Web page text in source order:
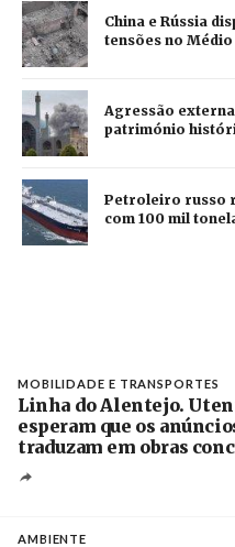
China e Rússia
tensões no
Agressão
património
Petroleiro russo
com 100 mil
MOBILIDADE E TRANSPORTES
Linha do Alentejo.
esperam que os
traduzam em obras
AMBIENTE